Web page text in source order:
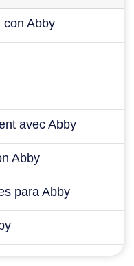
con Abby
avec Abby
Abby
para Abby